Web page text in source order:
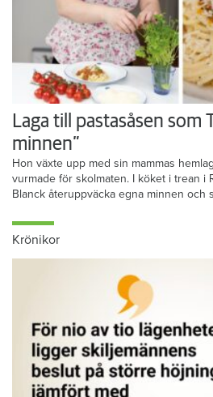
Laga till pastasåsen som
minnen”
Hon växte upp med sin mammas
vurmade för skolmaten. I köket i trean i
Blanck återuppväcka egna minnen och
Krönikor